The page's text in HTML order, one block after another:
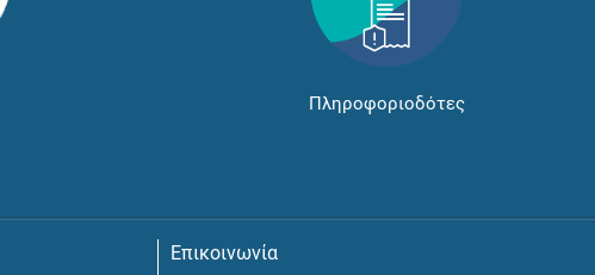
Πληροφοριοδότες
Επικοινωνία